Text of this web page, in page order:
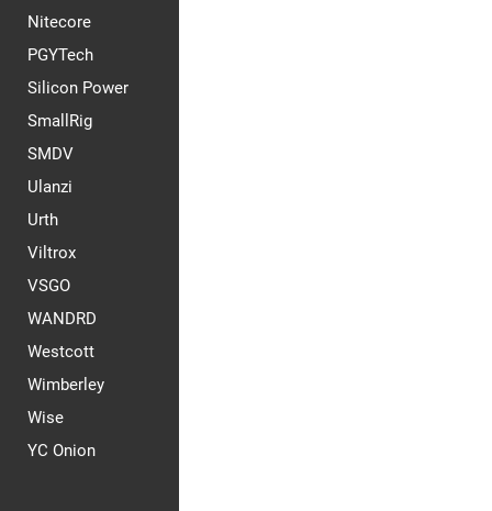
Nitecore
PGYTech
Silicon Power
SmallRig
SMDV
Ulanzi
Urth
Viltrox
VSGO
WANDRD
Westcott
Wimberley
Wise
YC Onion